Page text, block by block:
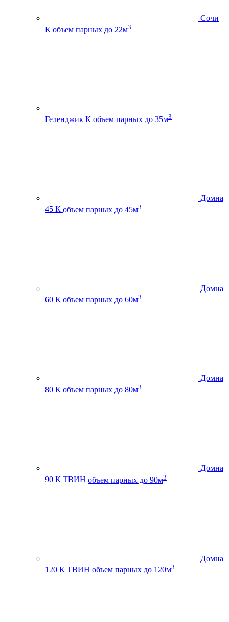
Сочи
К объем парных до 22м3
Геленджик К объем парных до 35м3
Домна
45 К объем парных до 45м3
Домна
60 К объем парных до 60м3
Домна
80 К объем парных до 80м3
Домна
90 К ТВИН объем парных до 90м3
Домна
120 К ТВИН объем парных до 120м3